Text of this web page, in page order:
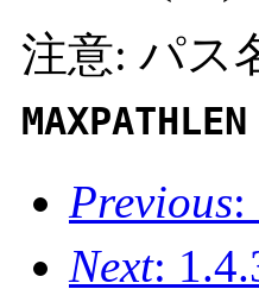
注意: パス
MAXPATHLEN
Previous:
Next: